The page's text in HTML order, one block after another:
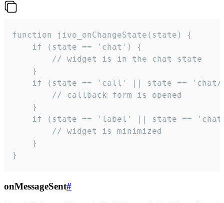
function jivo_onChangeState(state) {
    if (state == 'chat') {
        // widget is in the chat state
    }
if (state == 'call' || state ==
        // callback form is opened
    }
if (state == 'label' || state ==
        // widget is minimized
    }
}
onMessageSent#